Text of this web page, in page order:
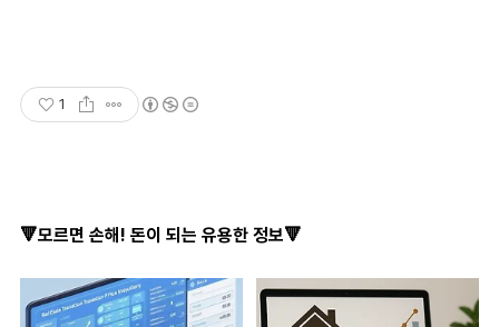
1
🔻모르면 손해! 돈이 되는 유용한 정보🔻